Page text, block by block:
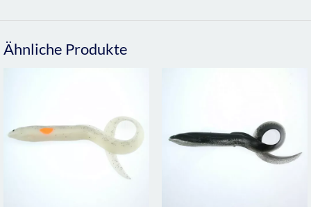
Ähnliche Produkte